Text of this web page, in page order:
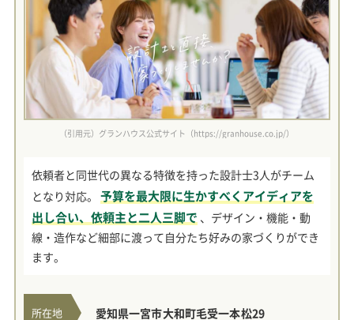
（引用元）グランハウス公式サイト（https://granhouse.co.jp/）
依頼者と同世代の異なる特徴を持った設計士3人がチーム
となり対応。 予算を最大限に生かすべくアイディアを
出し合い、依頼主と二人三脚で 、デザイン・機能・動
線・造作など細部に渡って自分たち好みの家づくりができ
ます。
所在地 愛知県一宮市大和町毛受一本松29